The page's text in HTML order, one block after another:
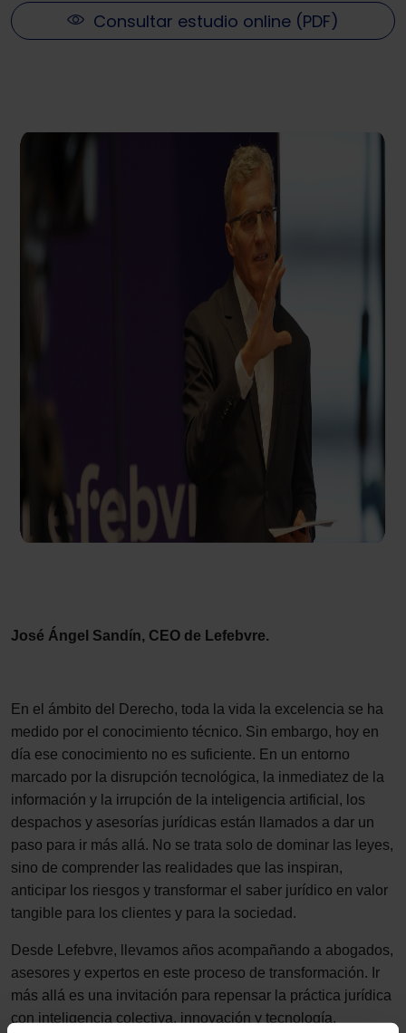
Consultar estudio online (PDF)
José Ángel Sandín, CEO de Lefebvre.
En el ámbito del Derecho, toda la vida la excelencia se ha
medido por el conocimiento técnico. Sin embargo, hoy en
día ese conocimiento no es suficiente. En un entorno
marcado por la disrupción tecnológica, la inmediatez de la
información y la irrupción de la inteligencia artificial, los
despachos y asesorías jurídicas están llamados a dar un
paso para ir más allá. No se trata solo de dominar las leyes,
sino de comprender las realidades que las inspiran,
anticipar los riesgos y transformar el saber jurídico en valor
tangible para los clientes y para la sociedad.
Desde Lefebvre, llevamos años acompañando a abogados,
asesores y expertos en este proceso de transformación. Ir
más allá es una invitación para repensar la práctica jurídica
con inteligencia colectiva, innovación y tecnología.